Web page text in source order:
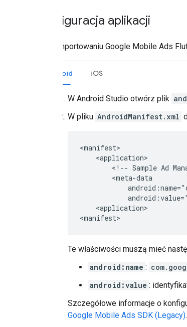
Konfiguracja aplikacji
Po zaimportowaniu Google Mobile Ads
Android iOS
W Android Studio otwórz plik
W pliku AndroidManifest.xml
<!-- Sample Ad
<application>
Te właściwości muszą mieć
android:name :
android:value :
Szczegółowe informacje o
Google Mobile Ads SDK (Legacy).